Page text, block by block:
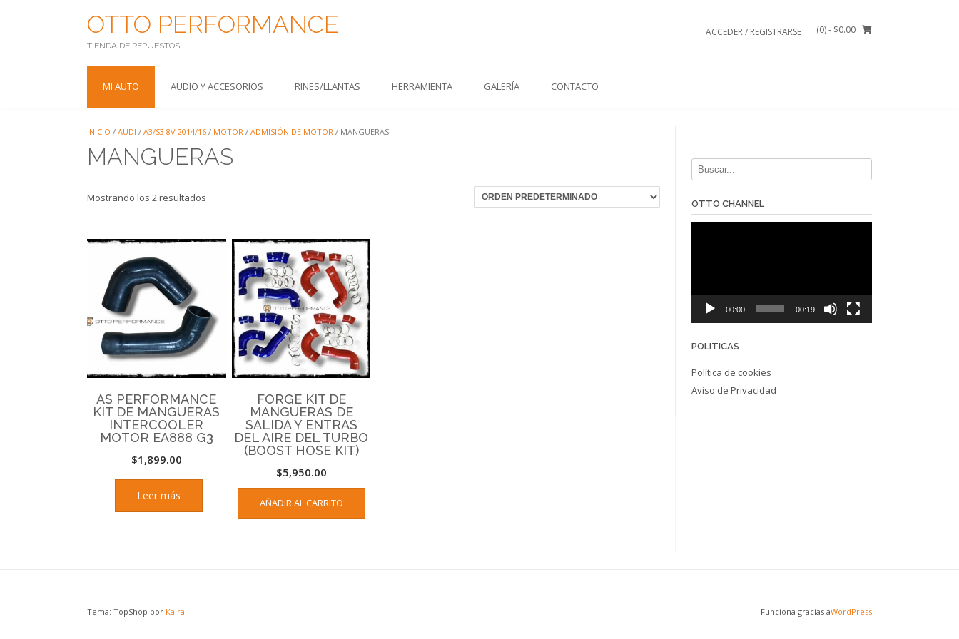
OTTO PERFORMANCE
TIENDA DE REPUESTOS
ACCEDER / REGISTRARSE (0)- $0.00
MI AUTO AUDIO Y ACCESORIOS RINES/LLANTAS HERRAMIENTA GALERÍA CONTACTO
INICIO / AUDI / A3/S3 8V 2014/16 / MOTOR / ADMISIÓN DE MOTOR / MANGUERAS
MANGUERAS
Mostrando los 2 resultados
AS PERFORMANCE
KIT DE MANGUERAS
INTERCOOLER
MOTOR EA888 G3
$1,899.00
Leer más
FORGE KIT DE
MANGUERAS DE
SALIDA Y ENTRAS
DEL AIRE DEL TURBO
(BOOST HOSE KIT)
$5,950.00
AÑADIR AL CARRITO
OTTO CHANNEL
00:00 00:19
POLITICAS
Política de cookies
Aviso de Privacidad
Tema: TopShop por Kaira Funciona gracias aWordPress